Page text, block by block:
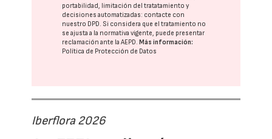
portabilidad, limitación del tratatamiento y
decisiones automatizadas: contacte con
nuestro DPD. Si considera que el tratamiento no
se ajusta a la normativa vigente, puede presentar
reclamación ante laAEPD.Más información:
Política de Protección de Datos
Iberflora 2026